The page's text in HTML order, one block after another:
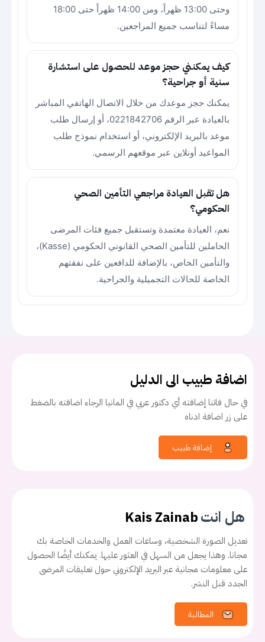
يجب عليك تسجيل الدخول حتى يمكنك طرح سؤال.
وحتى 13:00 ظهراً، ومن 14:00 ظهراً حتى 18:00
مساءً لتناسب جميع المراجعين.
كيف يمكنني حجز موعد للحصول على استشارة
سنية أو جراحية؟
يمكنك حجز موعدك من خلال الاتصال الهاتفي المباشر
بالعيادة عبر الرقم 0221842706، أو إرسال طلب
موعد بالبريد الإلكتروني، أو استخدام نموذج طلب
المواعيد أونلاين عبر موقعهم الرسمي.
هل تقبل العيادة مراجعي التأمين الصحي
الحكومي؟
نعم، العيادة معتمدة وتستقبل جميع فئات المرضى
الحاملين للتأمين الصحي القانوني الحكومي (Kasse)،
والتأمين الخاص، بالإضافة للدافعين على نفقتهم
الخاصة للحالات التجميلية والجراحية.
اضافة طبيب الى الدليل
في حال فاتنا إضافته أي دكتور عربي في المانيا الرجاء اضافته بالضغط
على زر اضافة ادناه
هل انتKais Zainab
تعديل الصورة الشخصية، وساعات العمل والخدمات الخاصة بك
مجانا. وهذا يجعل من السهل في العثور عليها. يمكنك أيضًا الحصول
على معلومات مجانية عبر البريد الإلكتروني حول تعليقات المرضى
الجدد قبل النشر.
المطالبة